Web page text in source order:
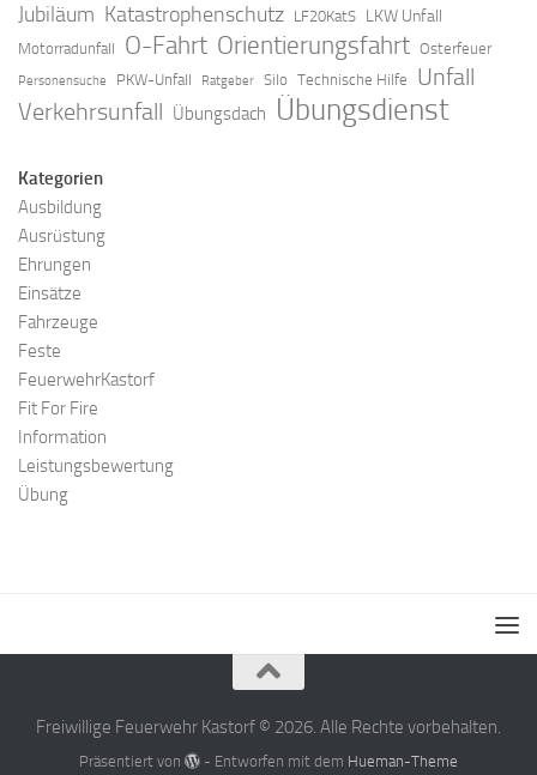
Jubiläum Katastrophenschutz LF20KatS LKW Unfall
Motorradunfall O-Fahrt Orientierungsfahrt Osterfeuer
Personensuche PKW-Unfall Ratgeber Silo Technische Hilfe Unfall
Verkehrsunfall Übungsdach Übungsdienst
Kategorien
Ausbildung
Ausrüstung
Ehrungen
Einsätze
Fahrzeuge
Feste
FeuerwehrKastorf
Fit For Fire
Information
Leistungsbewertung
Übung
Freiwillige Feuerwehr Kastorf © 2026. Alle Rechte vorbehalten.
Präsentiert von - Entworfen mit dem Hueman-Theme